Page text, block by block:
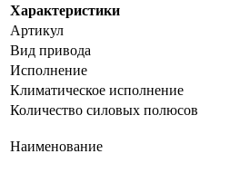
Характеристики
Артикул
Вид привода
Исполнение
Климатическое исполнение
Количество силовых полюсов
Наименование